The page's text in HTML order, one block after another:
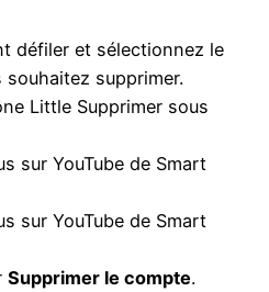
défiler et sélectionnez le
supprimer.
Little Supprimer sous
Supprimer le compte.